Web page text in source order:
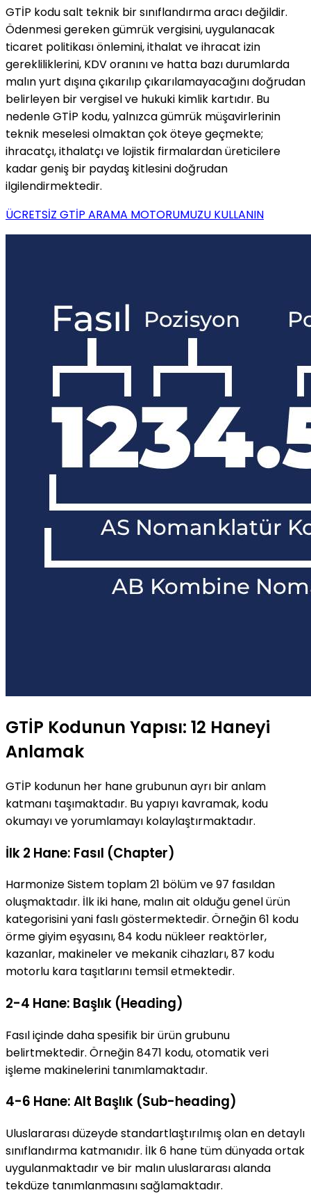
GTİP kodu salt teknik bir sınıflandırma aracı değildir.
Ödenmesi gereken gümrük vergisini, uygulanacak
ticaret politikası önlemini, ithalat ve ihracat izin
gerekliliklerini, KDV oranını ve hatta bazı durumlarda
malın yurt dışına çıkarılıp çıkarılamayacağını doğrudan
belirleyen bir vergisel ve hukuki kimlik kartıdır. Bu
nedenle GTİP kodu, yalnızca gümrük müşavirlerinin
teknik meselesi olmaktan çok öteye geçmekte;
ihracatçı, ithalatçı ve lojistik firmalardan üreticilere
kadar geniş bir paydaş kitlesini doğrudan
ilgilendirmektedir.
ÜCRETSİZ GTİP ARAMA MOTORUMUZU KULLANIN
GTİP Kodunun Yapısı: 12 Haneyi
Anlamak
GTİP kodunun her hane grubunun ayrı bir anlam
katmanı taşımaktadır. Bu yapıyı kavramak, kodu
okumayı ve yorumlamayı kolaylaştırmaktadır.
İlk 2 Hane: Fasıl (Chapter)
Harmonize Sistem toplam 21 bölüm ve 97 fasıldan
oluşmaktadır. İlk iki hane, malın ait olduğu genel ürün
kategorisini yani faslı göstermektedir. Örneğin 61 kodu
örme giyim eşyasını, 84 kodu nükleer reaktörler,
kazanlar, makineler ve mekanik cihazları, 87 kodu
motorlu kara taşıtlarını temsil etmektedir.
2-4 Hane: Başlık (Heading)
Fasıl içinde daha spesifik bir ürün grubunu
belirtmektedir. Örneğin 8471 kodu, otomatik veri
işleme makinelerini tanımlamaktadır.
4-6 Hane: Alt Başlık (Sub-heading)
Uluslararası düzeyde standartlaştırılmış olan en detaylı
sınıflandırma katmanıdır. İlk 6 hane tüm dünyada ortak
uygulanmaktadır ve bir malın uluslararası alanda
tekdüze tanımlanmasını sağlamaktadır.